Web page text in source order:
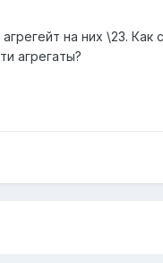
на них \23. Как
агрегаты?